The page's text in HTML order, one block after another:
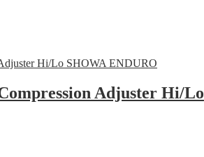
Adjuster Hi/Lo